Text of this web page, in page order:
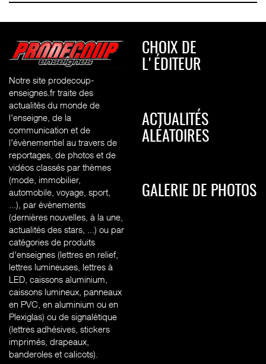
Notre site prodecoup-
enseignes.fr traite des
actualités du monde de
l'enseigne, de la
communication et de
l'évènementiel au travers de
reportages, de photos et de
vidéos classés par thèmes
(mode, immobilier,
automobile, voyage, sport,
...), par évènements
(dernières nouvelles, à la une,
actualités des stars, ...) ou par
catégories de produits
d'enseignes (lettres en relief,
lettres lumineuses, lettres à
LED, caissons aluminium,
caissons lumineux, panneaux
en PVC, en aluminium ou en
Plexiglas) ou de signalétique
(lettres adhésives, stickers
imprimés, drapeaux,
banderoles et calicots).
CHOIX DE
L'ÉDITEUR
ACTUALITÉS
ALÉATOIRES
GALERIE DE PHOTOS